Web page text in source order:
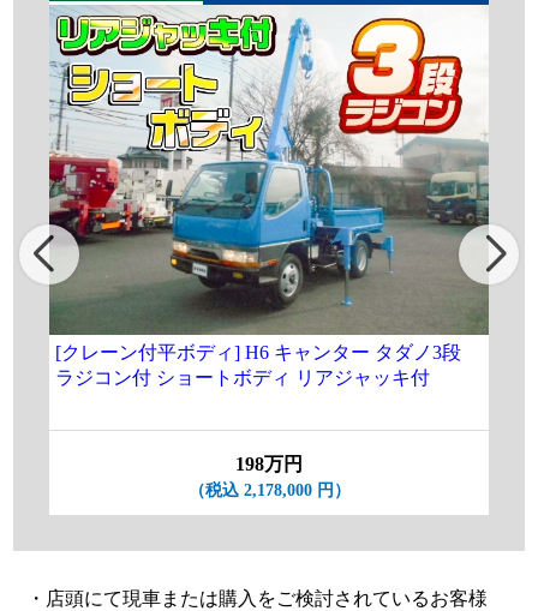
[クレーン付平ボディ] H6 キャンター タダノ3段
ラジコン付 ショートボディ リアジャッキ付
198万円
（税込 2,178,000 円）
・店頭にて現車または購入をご検討されているお客様